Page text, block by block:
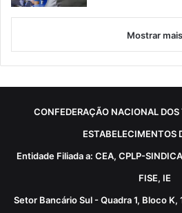
Mostrar mais
CONFEDERAÇÃO NACIONAL DOS
ESTABELECIMENTOS
Entidade Filiada a: CEA, CPLP-
FISE, IE
Setor Bancário Sul - Quadra 1, Bloco K,